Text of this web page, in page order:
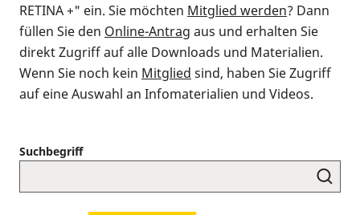
RETINA +" ein. Sie möchten Mitglied werden? Dann
füllen Sie den Online-Antrag aus und erhalten Sie
direkt Zugriff auf alle Downloads und Materialien.
Wenn Sie noch kein Mitglied sind, haben Sie Zugriff
auf eine Auswahl an Infomaterialien und Videos.
Suchbegriff